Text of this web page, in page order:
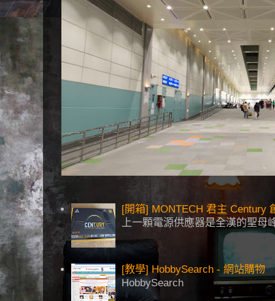
[開箱] MONTECH 君主 Century
上一顆電源供應器是全漢的聖母
[教學] HobbySearch - 網站購物
HobbySearch